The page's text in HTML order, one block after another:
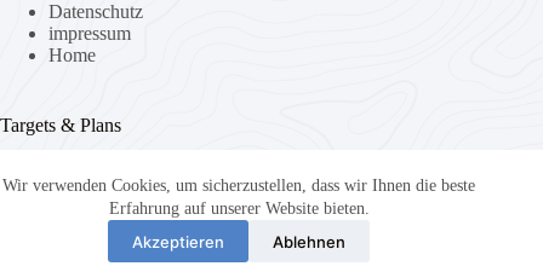
Wir verwenden Cookies, um sicherzustellen, dass wir Ihnen die beste
Erfahrung auf unserer Website bieten.
Akzeptieren Ablehnen
Datenschutz
impressum
Home
Targets & Plans
Deutschlands zu liefern… kuratiert, aktuell und ehrlich
bewertet. Unser Ziel: unter den Top 5 Reiseportalen